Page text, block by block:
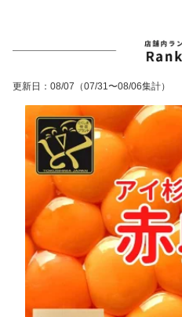
更新日 ： 08/07 （07/31〜08/06集計）